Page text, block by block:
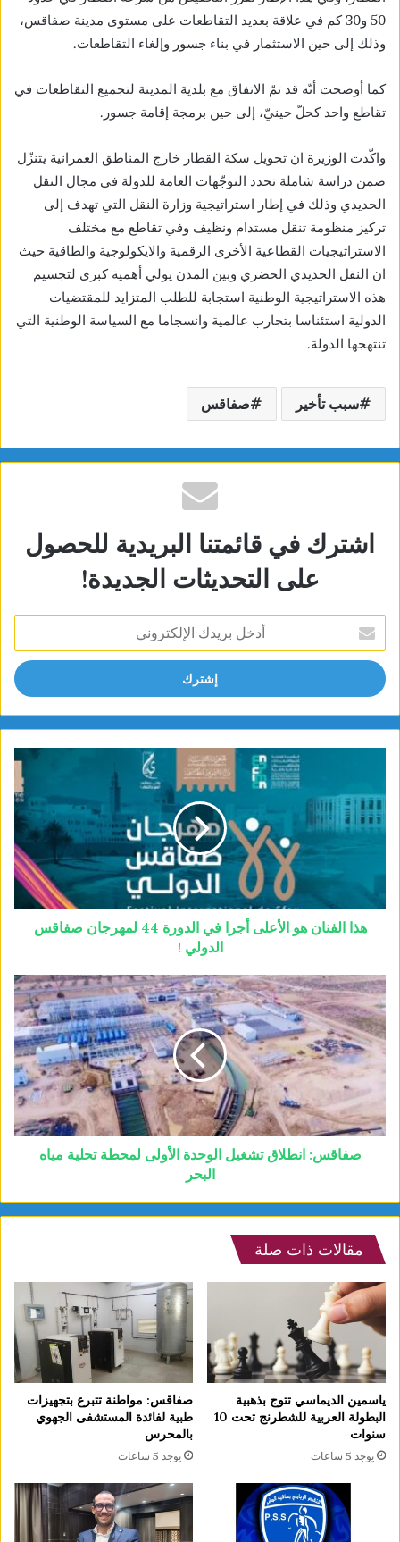
50 و30 كم في علاقة بعديد التقاطعات على مستوى مدينة صفاقس،
وذلك إلى حين الاستثمار في بناء جسور وإلغاء التقاطعات.
كما أوضحت أنّه قد تمّ الاتفاق مع بلدية المدينة لتجميع التقاطعات في
تقاطع واحد كحلّ حينيّ، إلى حين برمجة إقامة جسور.
واكّدت الوزيرة ان تحويل سكة القطار خارج المناطق العمرانية يتنزّل
ضمن دراسة شاملة تحدد التوجّهات العامة للدولة في مجال النقل
الحديدي وذلك في إطار استراتيجية وزارة النقل التي تهدف إلى
تركيز منظومة تنقل مستدام ونظيف وفي تقاطع مع مختلف
الاستراتيجيات القطاعية الأخرى الرقمية والايكولوجية والطاقية حيث
ان النقل الحديدي الحضري وبين المدن يولي أهمية كبرى لتجسيم
هذه الاستراتيجية الوطنية استجابة للطلب المتزايد للمقتضيات
الدولية استئناسا بتجارب عالمية وانسجاما مع السياسة الوطنية التي
تنتهجها الدولة.
سبب تأخير صفاقس
اشترك في قائمتنا البريدية للحصول
على التحديثات الجديدة!
بريدك
الإلكتروني
هذا الفنان هو الأعلى أجرا في الدورة 44 لمهرجان صفاقس
الدولي !
صفاقس: انطلاق تشغيل الوحدة الأولى لمحطة تحلية مياه
البحر
مقالات ذات صلة
ياسمين الديماسي تتوج بذهبية
البطولة العربية للشطرنج تحت 10
سنوات
يوجد 5 ساعات
صفاقس: مواطنة تتبرع بتجهيزات
طبية لفائدة المستشفى الجهوي
بالمحرس
يوجد 5 ساعات